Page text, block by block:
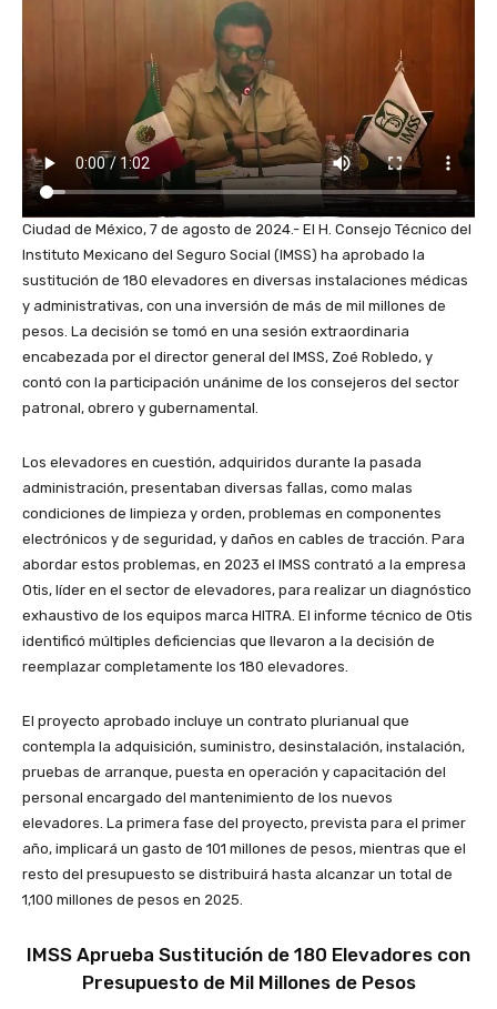
Ciudad de México, 7 de agosto de 2024.- El H. Consejo Técnico del
Instituto Mexicano del Seguro Social (IMSS) ha aprobado la
sustitución de 180 elevadores en diversas instalaciones médicas
y administrativas, con una inversión de más de mil millones de
pesos. La decisión se tomó en una sesión extraordinaria
encabezada por el director general del IMSS, Zoé Robledo, y
contó con la participación unánime de los consejeros del sector
patronal, obrero y gubernamental.
Los elevadores en cuestión, adquiridos durante la pasada
administración, presentaban diversas fallas, como malas
condiciones de limpieza y orden, problemas en componentes
electrónicos y de seguridad, y daños en cables de tracción. Para
abordar estos problemas, en 2023 el IMSS contrató a la empresa
Otis, líder en el sector de elevadores, para realizar un diagnóstico
exhaustivo de los equipos marca HITRA. El informe técnico de Otis
identificó múltiples deficiencias que llevaron a la decisión de
reemplazar completamente los 180 elevadores.
El proyecto aprobado incluye un contrato plurianual que
contempla la adquisición, suministro, desinstalación, instalación,
pruebas de arranque, puesta en operación y capacitación del
personal encargado del mantenimiento de los nuevos
elevadores. La primera fase del proyecto, prevista para el primer
año, implicará un gasto de 101 millones de pesos, mientras que el
resto del presupuesto se distribuirá hasta alcanzar un total de
1,100 millones de pesos en 2025.
IMSS Aprueba Sustitución de 180 Elevadores con
Presupuesto de Mil Millones de Pesos